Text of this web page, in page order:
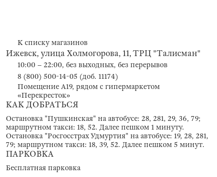
К списку магазинов
Ижевск, улица Холмогорова, 11, ТРЦ "Талисман"
10:00 – 22:00, без выходных, без перерывов
8 (800) 500-14-05 (доб. 11174)
Помещение А19, рядом с гипермаркетом
«Перекресток»
КАК ДОБРАТЬСЯ
Остановка "Пушкинская" на автобусе: 28, 281, 29, 36, 79;
маршрутном такси: 18, 52. Далее пешком 1 минуту.
Остановка "Росгосстрах Удмуртия" на автобусе: 19, 28, 281,
79; маршрутном такси: 18, 39, 52. Далее пешком 5 минут.
ПАРКОВКА
Бесплатная парковка